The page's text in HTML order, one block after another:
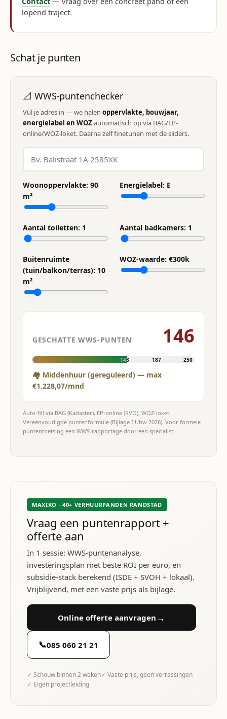
lopend traject.
Schat je punten
📐 WWS-puntenchecker
Vul je adres in — we halen oppervlakte, bouwjaar,
energielabel en WOZautomatisch op via BAG/EP-
online/WOZ-loket. Daarna zelf finetunen met de sliders.
Woonoppervlakte: 90
m²
Energielabel: E
Aantal toiletten: 1 Aantal badkamers: 1
Buitenruimte
(tuin/balkon/terras): 10
m²
WOZ-waarde: €300k
GESCHATTE WWS-PUNTEN 146
0 143 187 250
🏘 Middenhuur (gereguleerd) — max
€1.228,07/mnd
Auto-fill via BAG (Kadaster), EP-online (RVO), WOZ-loket.
Vereenvoudigde puntenformule (Bijlage I Uhw 2026). Voor formele
puntentoetsing een WWS-rapportage door een specialist.
MAXIKO · 40+ VERHUURPANDEN RANDSTAD
Vraag een puntenrapport +
offerte aan
In 1 sessie: WWS-puntenanalyse,
investeringsplan met beste ROI per euro, en
subsidie-stack berekend (ISDE + SVOH + lokaal).
Vrijblijvend, met een vaste prijs als bijlage.
Online offerte aanvragen →
📞085 060 21 21
✓ Schouw binnen 2 weken✓ Vaste prijs, geen verrassingen
✓ Eigen projectleiding